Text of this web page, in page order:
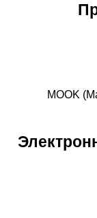
МООK